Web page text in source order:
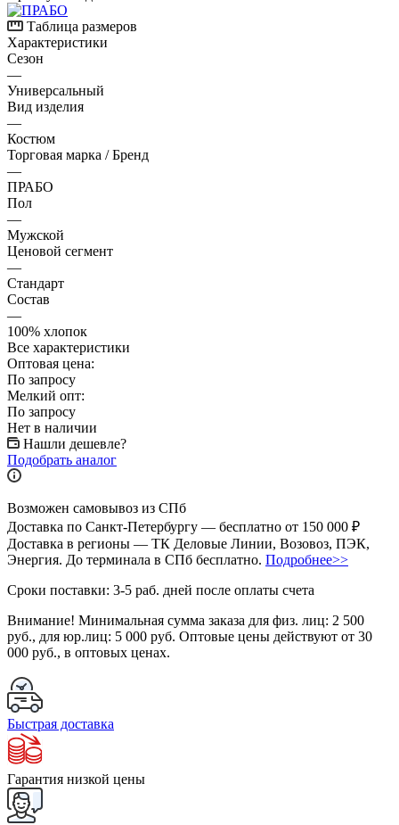
Таблица размеров
Характеристики
Сезон
—
Универсальный
Вид изделия
—
Костюм
Торговая марка / Бренд
—
ПРАБО
Пол
—
Мужской
Ценовой сегмент
—
Стандарт
Состав
—
100% хлопок
Все характеристики
Оптовая цена:
По запросу
Мелкий опт:
По запросу
Нет в наличии
Нашли дешевле?
Подобрать аналог
Возможен самовывоз из СПб
Доставка по Санкт-Петербургу — бесплатно от 150 000 ₽
Доставка в регионы — ТК Деловые Линии, Возовоз, ПЭК,
Энергия. До терминала в СПб бесплатно. Подробнее>>
Сроки поставки: 3-5 раб. дней после оплаты счета
Внимание! Минимальная сумма заказа для физ. лиц: 2 500
руб., для юр.лиц: 5 000 руб. Оптовые цены действуют от 30
000 руб., в оптовых ценах.
Быстрая доставка
Гарантия низкой цены